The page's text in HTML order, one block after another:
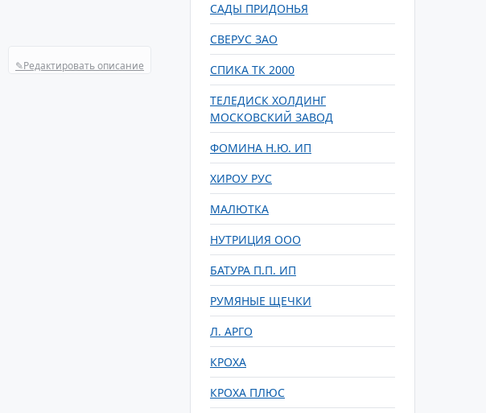
✎Редактировать описание
САДЫ ПРИДОНЬЯ
СВЕРУС ЗАО
СПИКА ТК 2000
ТЕЛЕДИСК ХОЛДИНГ
МОСКОВСКИЙ ЗАВОД
ФОМИНА Н.Ю. ИП
ХИРОУ РУС
МАЛЮТКА
НУТРИЦИЯ ООО
БАТУРА П.П. ИП
РУМЯНЫЕ ЩЕЧКИ
Л. АРГО
КРОХА
КРОХА ПЛЮС